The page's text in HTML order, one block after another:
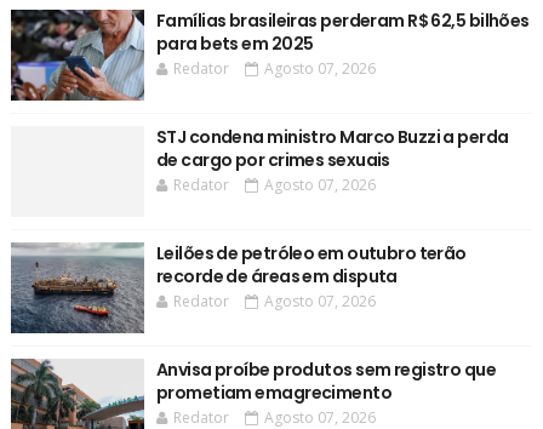
Famílias brasileiras perderam R$ 62,5 bilhões
para bets em 2025
Redator Agosto 07, 2026
STJ condena ministro Marco Buzzi a perda
de cargo por crimes sexuais
Redator Agosto 07, 2026
Leilões de petróleo em outubro terão
recorde de áreas em disputa
Redator Agosto 07, 2026
Anvisa proíbe produtos sem registro que
prometiam emagrecimento
Redator Agosto 07, 2026